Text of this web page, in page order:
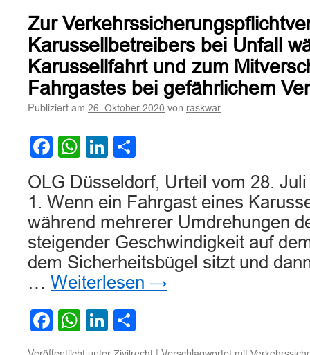
Zur
Karussellbetreibers bei Unfall
Karussellfahrt und zum
Fahrgastes bei gefährlichem
Publiziert am 26. Oktober 2020 von raskwar
Facebook
WhatsApp
LinkedIn
OLG Düsseldorf, Urteil vom 28.
1. Wenn ein Fahrgast eines
während mehrerer Umdrehungen
steigender Geschwindigkeit auf
dem Sicherheitsbügel sitzt und
… Weiterlesen →
Facebook
WhatsApp
LinkedIn